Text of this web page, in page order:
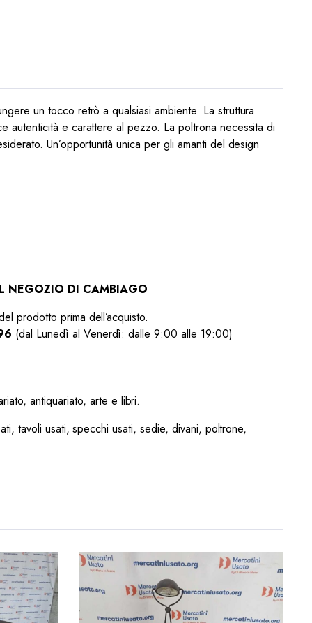
un tocco retrò a qualsiasi ambiente. La struttura
autenticità e carattere al pezzo. La poltrona necessita di
Un’opportunità unica per gli amanti del design
NEGOZIO DI CAMBIAGO
prodotto prima dell’acquisto.
(dal Lunedì al Venerdì: dalle 9:00 alle 19:00)
antiquariato, arte e libri.
tavoli usati, specchi usati, sedie, divani, poltrone,